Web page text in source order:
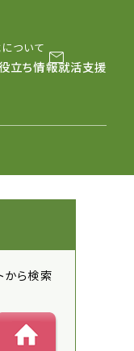
ついて
メールマガジン
LINE
立ち情報就活支援
から検索